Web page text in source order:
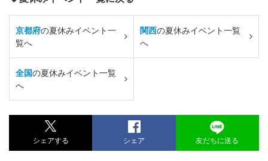
京都府の夏休みイベント一
覧へ
関西の夏休みイベント一覧
へ
全国の夏休みイベント一覧
へ
シェアする シェア 友だちに送る